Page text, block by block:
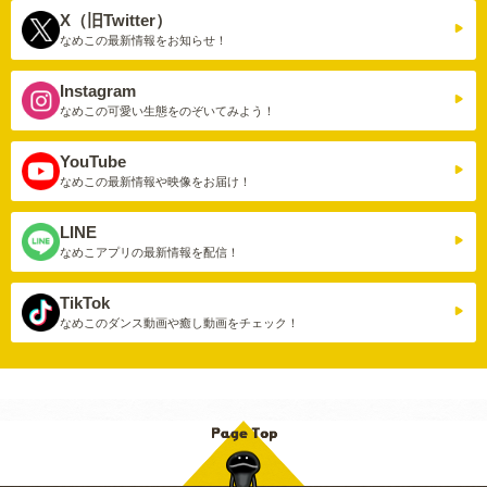
X（旧Twitter）
なめこの最新情報をお知らせ！
Instagram
なめこの可愛い生態をのぞいてみよう！
YouTube
なめこの最新情報や映像をお届け！
LINE
なめこアプリの最新情報を配信！
TikTok
なめこのダンス動画や癒し動画をチェック！